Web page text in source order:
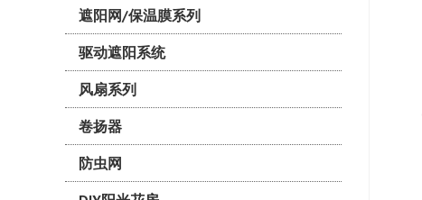
遮阳网/保温膜系列
驱动遮阳系统
风扇系列
卷扬器
防虫网